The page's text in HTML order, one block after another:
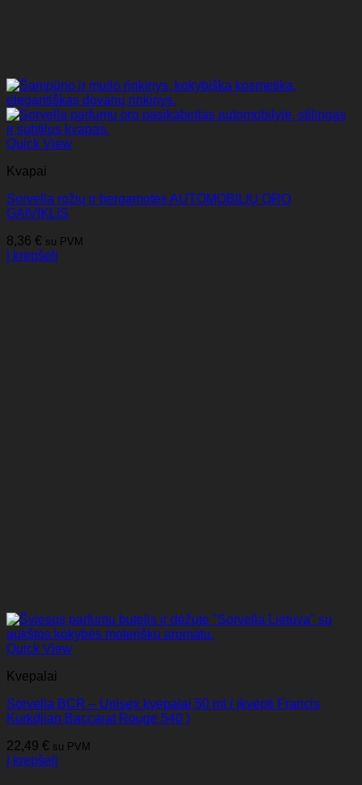
Quick View
Kvapai
Sorvella rožių ir bergamotės AUTOMOBILIŲ ORO
GAIVIKLIS
8,36 € su PVM
Į krepšelį
Quick View
Kvepalai
Sorvella BCR – Unisex kvepalai 50 ml ( įkvėpti Francis
Kurkdjian Baccarat Rouge 540 )
22,49 € su PVM
Į krepšelį